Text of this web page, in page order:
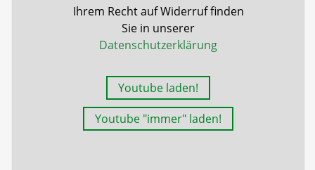
Ihrem Recht auf Widerruf finden
Sie in unserer
Datenschutzerklärung
Youtube laden!
Youtube "immer" laden!